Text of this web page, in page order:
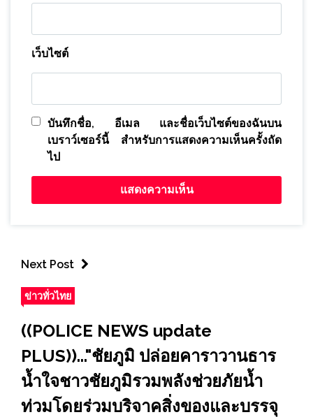
เว็บไซต์
บันทึกชื่อ, อีเมล และชื่อเว็บไซต์ของฉันบน
เบราว์เซอร์นี้ สำหรับการแสดงความเห็นครั้งถัด
ไป
Next Post
ข่าวทั่วไทย
((POLICE NEWS update
PLUS))..."ชัยภูมิ ปล่อยคาราวานธาร
น้ำใจชาวชัยภูมิรวมพลังช่วยภัยน้ำ
ท่วมโดยร่วมบริจาคสิ่งของและบรรจุ